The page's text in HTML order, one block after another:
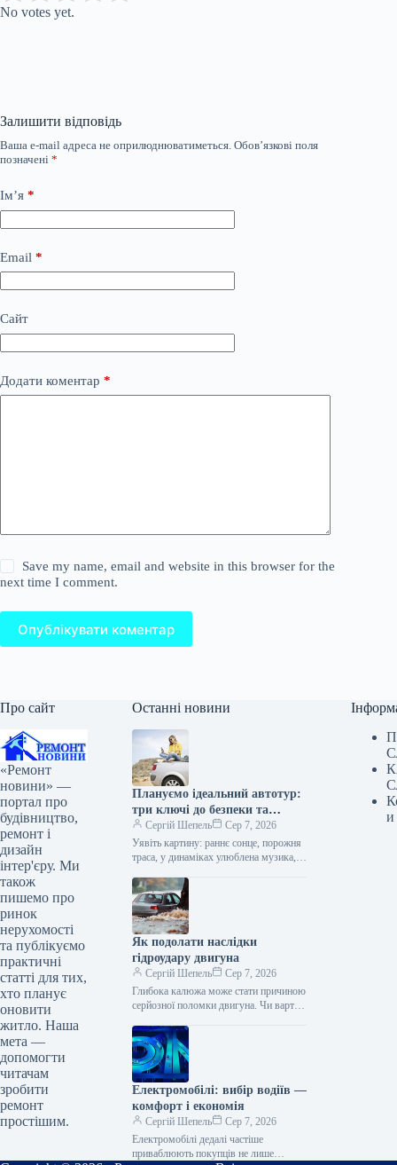
No votes yet.
Залишити відповідь
Ваша e-mail адреса не оприлюднюватиметься. Обов’язкові поля
позначені *
Ім’я *
Email *
Сайт
Додати коментар *
Save my name, email and website in this browser for the
next time I comment.
Опублікувати коментар
Про сайт
«Ремонт
новини» —
портал про
будівництво,
ремонт і
дизайн
інтер'єру. Ми
також
пишемо про
ринок
нерухомості
та публікуємо
практичні
статті для тих,
хто планує
оновити
житло. Наша
мета —
допомогти
читачам
зробити
ремонт
простішим.
Останні новини
Плануємо ідеальний автотур:
три ключі до безпеки та
комфорту
Сергій Шепель
Сер 7, 2026
Уявіть картину: раннє сонце, порожня
траса, у динаміках улюблена музика, а
заради цього відчуття свободи…
Як подолати наслідки
гідроудару двигуна
Сергій Шепель
Сер 7, 2026
Глибока калюжа може стати причиною
серйозної поломки двигуна. Чи варто
коли синоптики обіцяють зливу?
Головною…
Електромобілі: вибір водіїв —
комфорт і економія
Сергій Шепель
Сер 7, 2026
Електромобілі дедалі частіше
приваблюють покупців не лише
и